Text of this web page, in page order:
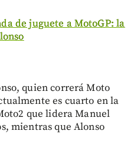
de juguete a MotoGP: la
quien correrá Moto
es cuarto en la
que lidera Manuel
mientras que Alonso